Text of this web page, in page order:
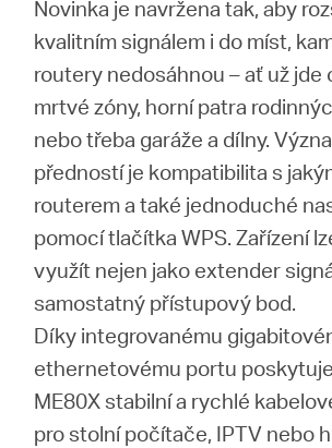
Novinka je navržena tak, aby
kvalitním signálem i do míst,
routery nedosáhnou – ať už jde
mrtvé zóny, horní patra
nebo třeba garáže a dílny.
předností je kompatibilita s
routerem a také jednoduché
pomocí tlačítka WPS. Zařízení
využít nejen jako extender
samostatný přístupový bod.
Díky integrovanému
ethernetovému portu
ME80X stabilní a rychlé
pro stolní počítače, IPTV nebo